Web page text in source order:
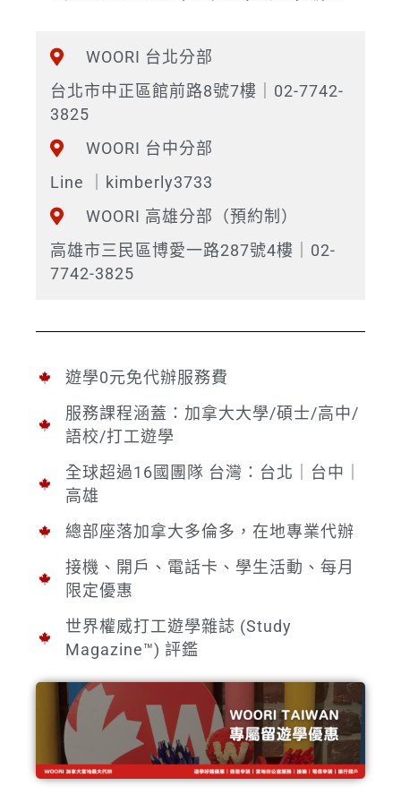
WOORI 台北分部
台北市中正區館前路8號7樓｜02-7742-
3825
WOORI 台中分部
Line ｜kimberly3733
WOORI 高雄分部（預約制）
高雄市三民區博愛一路287號4樓｜02-
7742-3825
遊學0元免代辦服務費
服務課程涵蓋：加拿大大學/碩士/高中/
語校/打工遊學
全球超過16國團隊 台灣：台北｜台中｜
高雄
總部座落加拿大多倫多，在地專業代辦
接機、開戶、電話卡、學生活動、每月
限定優惠
世界權威打工遊學雜誌 (Study
Magazine™) 評鑑